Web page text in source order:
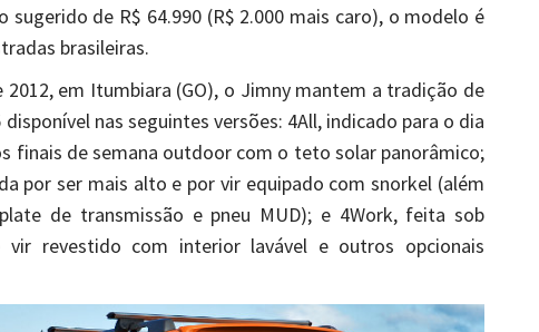
de R$ 64.990 (R$ 2.000 mais caro), o modelo é
brasileiras.
2012, em Itumbiara (GO), o Jimny mantem a tradição de
nas seguintes versões: 4All, indicado para o dia
finais de semana outdoor com o teto solar panorâmico;
por ser mais alto e por vir equipado com snorkel (além
de transmissão e pneu MUD); e 4Work, feita sob
revestido com interior lavável e outros opcionais